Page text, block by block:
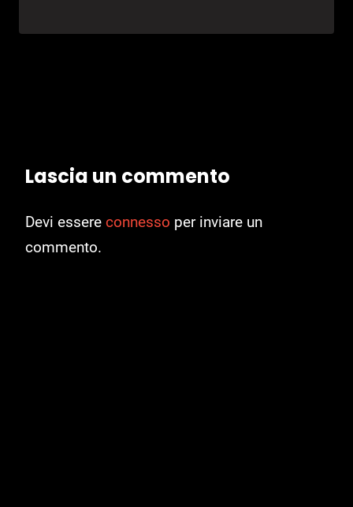
Lascia un commento
Devi essere connesso per inviare un
commento.